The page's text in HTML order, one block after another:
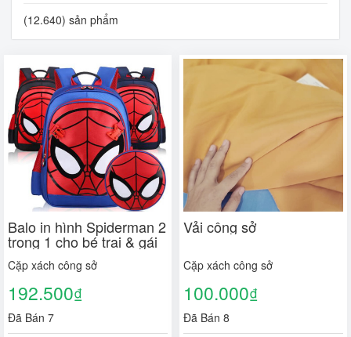
(12.640) sản phẩm
Balo in hình Spiderman 2
trong 1 cho bé trai & gái
Cặp xách công sở
192.500₫
Đã Bán 7
Vải công sở
Cặp xách công sở
100.000₫
Đã Bán 8